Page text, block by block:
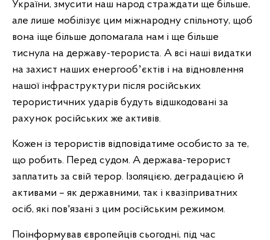
України, змусити наш народ страждати ще більше,
але лише мобілізує цим міжнародну спільноту, щоб
вона іще більше допомагала нам і ще більше
тиснула на державу-терориста. А всі наші видатки
на захист наших енергообʼєктів і на відновлення
нашої інфраструктури після російських
терористичних ударів будуть відшкодовані за
рахунок російських же активів.
Кожен із терористів відповідатиме особисто за те,
що робить. Перед судом. А держава-терорист
заплатить за свій терор. Ізоляцією, деградацією й
активами – як державними, так і квазіприватних
осіб, які пов'язані з цим російським режимом.
Поінформував європейців сьогодні, під час